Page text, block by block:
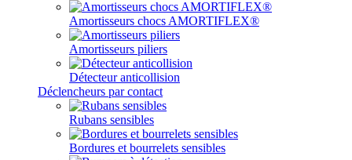
Amortisseurs chocs AMORTIFLEX®
Amortisseurs piliers
Détecteur anticollision
Déclencheurs par contact
Rubans sensibles
Bordures et bourrelets sensibles